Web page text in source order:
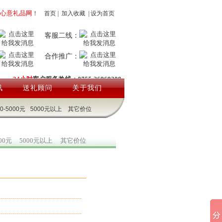
心意礼品网 ！ 首页 加入收藏 设为首页
客服二线：
合作推广：
24小时客户服务热线：0755-26969200
送礼顾问 关于我们
5000元 5000元以上 其它价位
元 5000元以上 其它价位